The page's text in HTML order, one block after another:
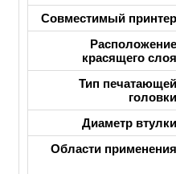
Совместимый принтер
Расположение
красящего слоя
Тип печатающей
головки
Диаметр втулки
Области применения